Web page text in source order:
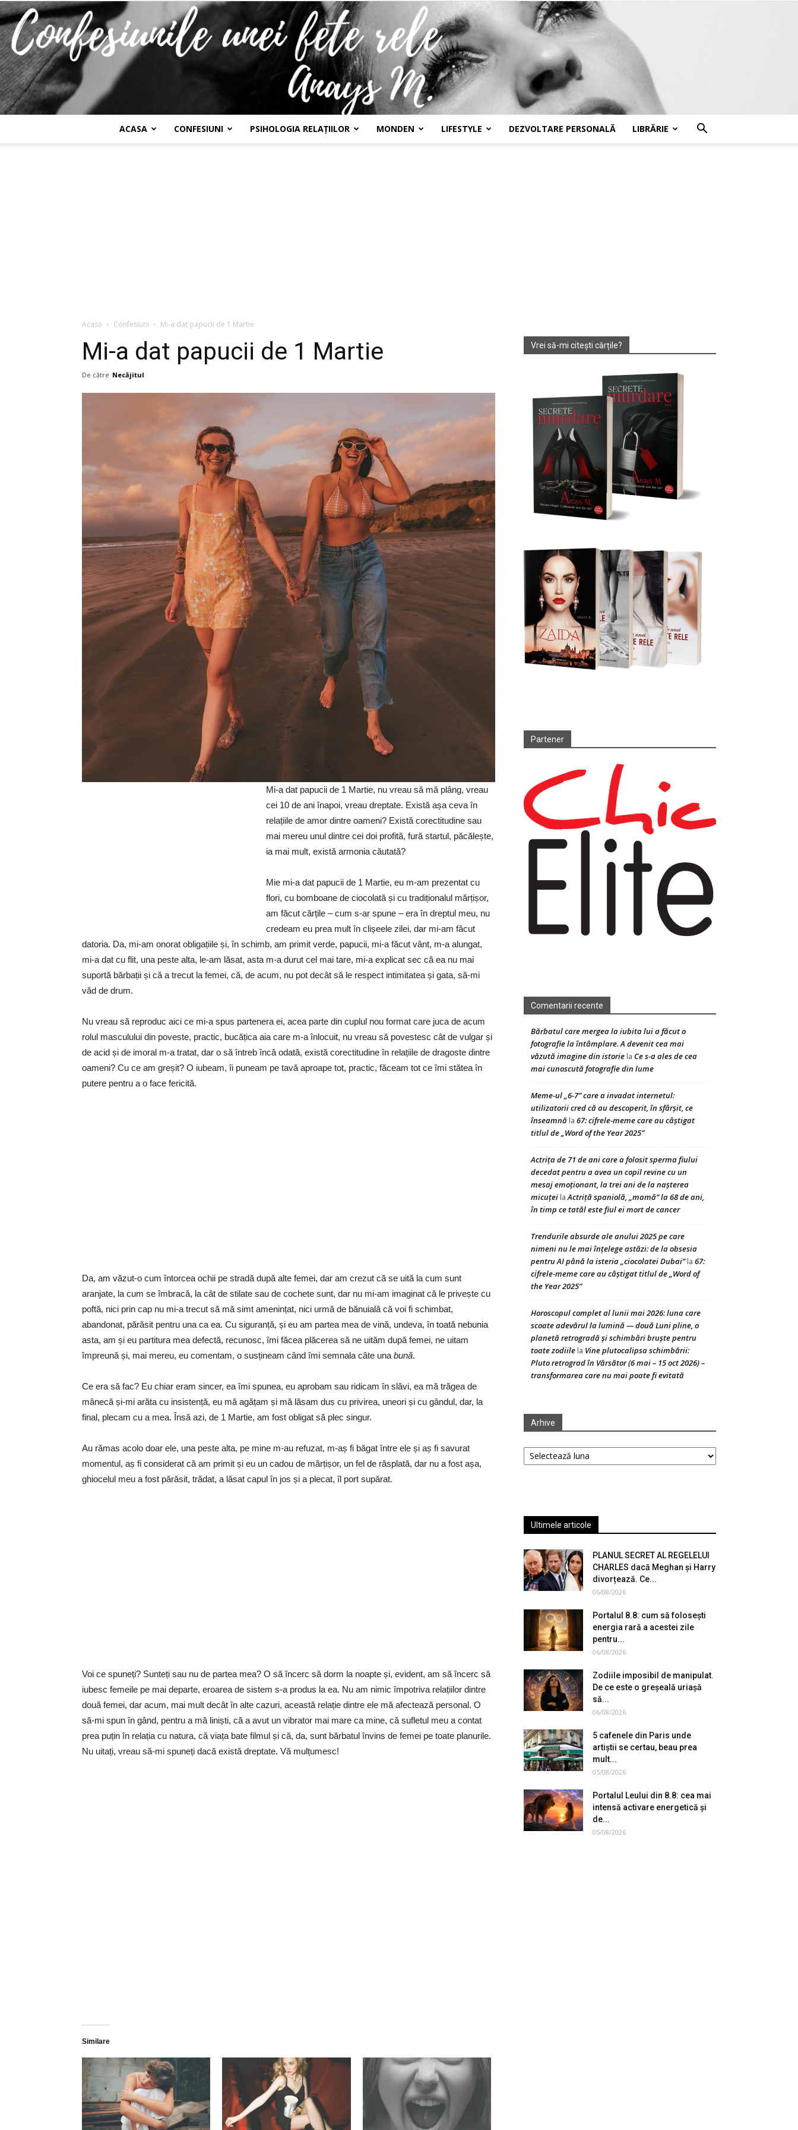
ACASA CONFESIUNI PSIHOLOGIA RELAȚIILOR MONDEN LIFESTYLE DEZVOLTARE PERSONALĂ LIBRĂRIE
Acasă Confesiuni Mi-a dat papucii de 1 Martie
Mi-a dat papucii de 1 Martie
De către Necăjitul
Mi-a dat papucii de 1 Martie, nu vreau să mă plâng, vreau
cei 10 de ani înapoi, vreau dreptate. Există așa ceva în
relațiile de amor dintre oameni? Există corectitudine sau
mai mereu unul dintre cei doi profită, fură startul, păcălește,
ia mai mult, există armonia căutată?
Mie mi-a dat papucii de 1 Martie, eu m-am prezentat cu
flori, cu bomboane de ciocolată și cu tradiționalul mărțișor,
am făcut cărțile – cum s-ar spune – era în dreptul meu, nu
credeam eu prea mult în clișeele zilei, dar mi-am făcut
datoria. Da, mi-am onorat obligațiile și, în schimb, am primit verde, papucii, mi-a făcut vânt, m-a alungat,
mi-a dat cu flit, una peste alta, le-am lăsat, asta m-a durut cel mai tare, mi-a explicat sec că ea nu mai
suportă bărbații și că a trecut la femei, că, de acum, nu pot decât să le respect intimitatea și gata, să-mi
văd de drum.
Nu vreau să reproduc aici ce mi-a spus partenera ei, acea parte din cuplul nou format care juca de acum
rolul masculului din poveste, practic, bucățica aia care m-a înlocuit, nu vreau să povestesc cât de vulgar și
de acid și de imoral m-a tratat, dar o să întreb încă odată, există corectitudine în relațiile de dragoste dintre
oameni? Cu ce am greșit? O iubeam, îi puneam pe tavă aproape tot, practic, făceam tot ce îmi stătea în
putere pentru a o face fericită.
Da, am văzut-o cum întorcea ochii pe stradă după alte femei, dar am crezut că se uită la cum sunt
aranjate, la cum se îmbracă, la cât de stilate sau de cochete sunt, dar nu mi-am imaginat că le privește cu
poftă, nici prin cap nu mi-a trecut să mă simt amenințat, nici urmă de bănuială că voi fi schimbat,
abandonat, părăsit pentru una ca ea. Cu siguranță, și eu am partea mea de vină, undeva, în toată nebunia
asta, am și eu partitura mea defectă, recunosc, îmi făcea plăcerea să ne uităm după femei, ne uitam
împreună și, mai mereu, eu comentam, o susțineam când îmi semnala câte una bună.
Ce era să fac? Eu chiar eram sincer, ea îmi spunea, eu aprobam sau ridicam în slăvi, ea mă trăgea de
mânecă și-mi arăta cu insistență, eu mă agățam și mă lăsam dus cu privirea, uneori și cu gândul, dar, la
final, plecam cu a mea. Însă azi, de 1 Martie, am fost obligat să plec singur.
Au rămas acolo doar ele, una peste alta, pe mine m-au refuzat, m-aș fi băgat între ele și aș fi savurat
momentul, aș fi considerat că am primit și eu un cadou de mărțișor, un fel de răsplată, dar nu a fost așa,
ghiocelul meu a fost părăsit, trădat, a lăsat capul în jos și a plecat, îl port supărat.
Voi ce spuneți? Sunteți sau nu de partea mea? O să încerc să dorm la noapte și, evident, am să încerc să
iubesc femeile pe mai departe, eroarea de sistem s-a produs la ea. Nu am nimic împotriva relațiilor dintre
două femei, dar acum, mai mult decât în alte cazuri, această relație dintre ele mă afectează personal. O
să-mi spun în gând, pentru a mă liniști, că a avut un vibrator mai mare ca mine, că sufletul meu a contat
prea puțin în relația cu natura, că viața bate filmul și că, da, sunt bărbatul învins de femei pe toate planurile.
Nu uitați, vreau să-mi spuneți dacă există dreptate. Vă mulțumesc!
Similare
Vrei să-mi citești cărțile?
Partener
Comentarii recente
Bărbatul care mergea la iubita lui a făcut o
fotografie la întâmplare. A devenit cea mai
văzută imagine din istorie la Ce s-a ales de cea
mai cunoscută fotografie din lume
Meme-ul „6-7” care a invadat internetul:
utilizatorii cred că au descoperit, în sfârșit, ce
înseamnă la 67: cifrele-meme care au câștigat
titlul de „Word of the Year 2025”
Actrița de 71 de ani care a folosit sperma fiului
decedat pentru a avea un copil revine cu un
mesaj emoționant, la trei ani de la nașterea
micuței laActriță spaniolă, „mamă” la 68 de ani,
în timp ce tatăl este fiul ei mort de cancer
Trendurile absurde ale anului 2025 pe care
nimeni nu le mai înțelege astăzi: de la obsesia
pentru AI până la isteria „ciocolatei Dubai”la 67:
cifrele-meme care au câștigat titlul de „Word of
the Year 2025”
Horoscopul complet al lunii mai 2026: luna care
scoate adevărul la lumină — două Luni pline, o
planetă retrogradă și schimbări bruște pentru
toate zodiile la Vine plutocalipsa schimbării:
Pluto retrograd în Vărsător (6 mai – 15 oct 2026) –
transformarea care nu mai poate fi evitată
Arhive
Arhive
Ultimele articole
PLANUL SECRET AL REGELELUI
CHARLES dacă Meghan și Harry
divorțează. Ce...
06/08/2026
Portalul 8.8: cum să folosești
energia rară a acestei zile
pentru...
06/08/2026
Zodiile imposibil de manipulat.
De ce este o greșeală uriașă
să...
06/08/2026
5 cafenele din Paris unde
artiștii se certau, beau prea
mult...
05/08/2026
Portalul Leului din 8.8: cea mai
intensă activare energetică și
de...
05/08/2026